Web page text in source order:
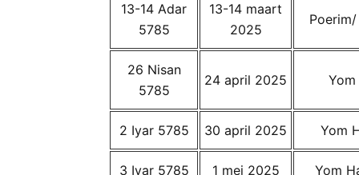
13-14 Adar
5785
13-14 maart
2025
26 Nisan
5785
24 april 2025 Yom
2 Iyar 5785 30 april 2025 Yom
3 Iyar 5785 1 mei 2025 Yom